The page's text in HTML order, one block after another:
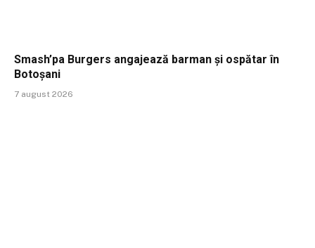
Smash’pa Burgers angajează barman și ospătar în
Botoșani
7 august 2026